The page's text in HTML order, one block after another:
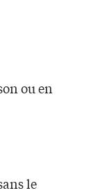
ou en
le